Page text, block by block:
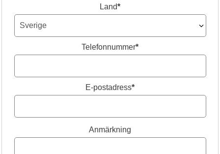
Land*
Telefonnummer*
E-postadress*
Anmärkning